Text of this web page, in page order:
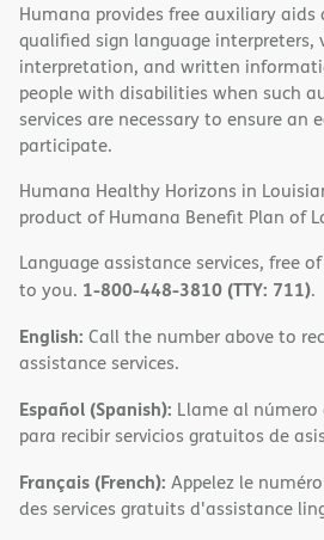
Humana provides free auxiliary aids
qualified sign language interpreters,
interpretation, and written
people with disabilities when such
services are necessary to ensure an
participate.
Humana Healthy Horizons in
product of Humana Benefit Plan of
Language assistance services, free
to you. 1-800-448-3810 (TTY: 711).
English: Call the number above to
assistance services.
Español (Spanish): Llame al número
para recibir servicios gratuitos de
Français (French): Appelez le
des services gratuits d'assistance